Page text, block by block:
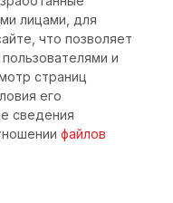
лицами, для
что позволяет
и
страниц
его
сведения
файлов